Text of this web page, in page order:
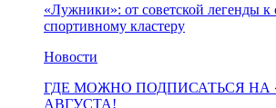
«Лужники»: от советской легенды к
спортивному кластеру
Новости
ГДЕ МОЖНО ПОДПИСАТЬСЯ НА
АВГУСТА!